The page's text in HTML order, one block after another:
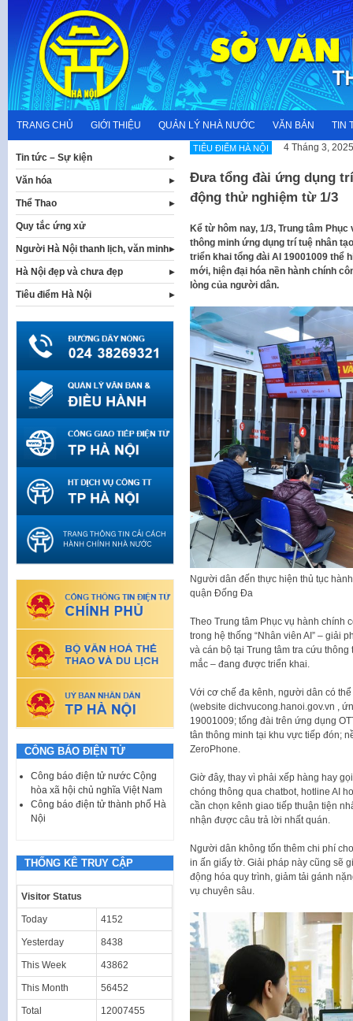
content
TRANG CHỦ GIỚI THIỆU QUẢN LÝ NHÀ NƯỚC VĂN BẢN TIN
TIÊU ĐIỂM HÀ NỘI 4 Tháng 3, 2025
Đưa tổng đài ứng dụng trí
động thử nghiệm từ 1/3
Kể từ hôm nay, 1/3, Trung tâm
thông minh ứng dụng trí tuệ nhân
triển khai tổng đài AI 19001009 thể
mới, hiện đại hóa nền hành chính
lòng của người dân.
Người dân đến thực hiện thủ tục
quận Đống Đa
Theo Trung tâm Phục vụ hành chính
trong hệ thống “Nhân viên AI” – giải
và cán bộ tại Trung tâm tra cứu
mắc – đang được triển khai.
Với cơ chế đa kênh, người dân có
(website dichvucong.hanoi.gov.vn ,
19001009; tổng đài trên ứng dụng
tân thông minh tại khu vực tiếp đón;
ZeroPhone.
Giờ đây, thay vì phải xếp hàng hay
chóng thông qua chatbot, hotline AI
cần chọn kênh giao tiếp thuận tiện
nhận được câu trả lời nhất quán.
Người dân không tốn thêm chi phí
in ấn giấy tờ. Giải pháp này cũng sẽ
động hóa quy trình, giảm tải gánh
vụ chuyên sâu.
Tin tức – Sự kiện
Văn hóa
Thể Thao
Quy tắc ứng xử
Người Hà Nội thanh lịch, văn minh
Hà Nội đẹp và chưa đẹp
Tiêu điểm Hà Nội
CÔNG BÁO ĐIỆN TỬ
Công báo điện tử nước Cộng
hòa xã hội chủ nghĩa Việt Nam
Công báo điện tử thành phố Hà
Nội
THỐNG KÊ TRUY CẬP
Visitor Status
Today 4152
Yesterday 8438
This Week 43862
This Month 56452
Total 12007455